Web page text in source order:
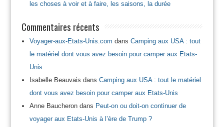
les choses à voir et à faire, les saisons, la durée
Commentaires récents
Voyager-aux-Etats-Unis.com dans Camping aux USA : tout
le matériel dont vous avez besoin pour camper aux Etats-
Unis
Isabelle Beauvais dans Camping aux USA : tout le matériel
dont vous avez besoin pour camper aux Etats-Unis
Anne Baucherondans Peut-on ou doit-on continuer de
voyager aux Etats-Unis à l’ère de Trump ?